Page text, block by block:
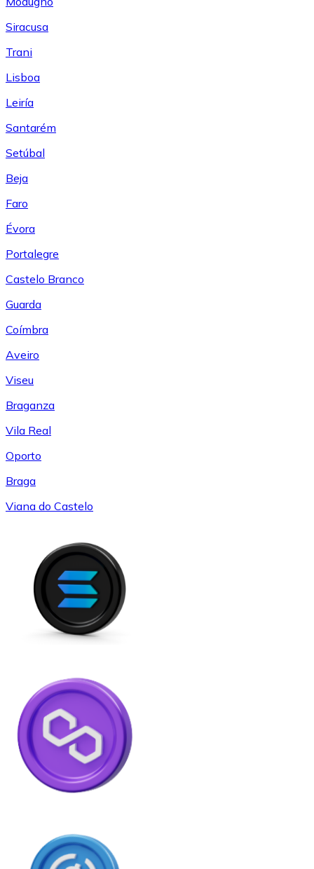
Siracusa
Trani
Lisboa
Leiría
Santarém
Setúbal
Beja
Faro
Évora
Portalegre
Castelo Branco
Guarda
Coímbra
Aveiro
Viseu
Braganza
Vila Real
Oporto
Braga
Viana do Castelo